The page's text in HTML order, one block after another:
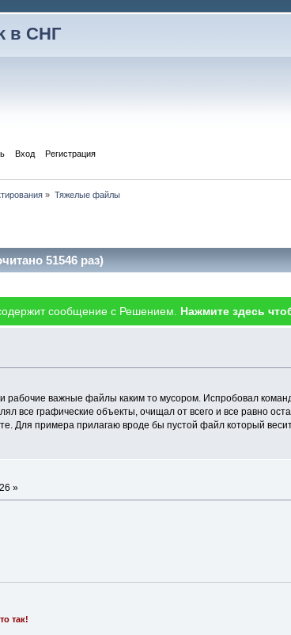
в СНГ
Вход Регистрация
» Тяжелые файлы
51546 раз)
сообщение с Решением. Нажмите здесь
рабочие важные файлы каким то мусором. Испробовал
все графические объекты, очищал от всего и все равно
Для примера прилагаю вроде бы пустой файл который
»
так!